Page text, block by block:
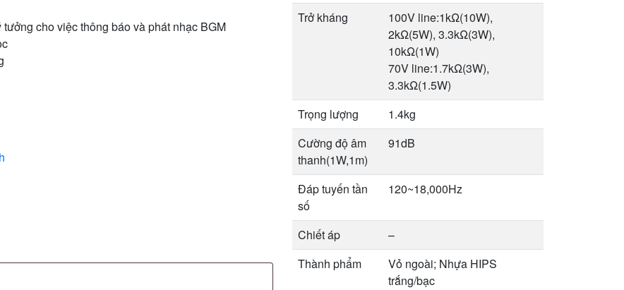
cho việc thông báo và phát nhạc BGM
Trở kháng
100V line:1kΩ(10W),
2kΩ(5W), 3.3kΩ(3W),
10kΩ(1W)
70V line:1.7kΩ(3W),
3.3kΩ(1.5W)
Trọng lượng
1.4kg
Cường độ âm
thanh(1W,1m)
91dB
Đáp tuyến tần
số
120~18,000Hz
Chiết áp
–
Thành phẩm
Vỏ ngoài; Nhựa HIPS
trắng/bạc